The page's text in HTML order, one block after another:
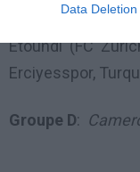
Data Deletion
Rizespor,
Etoundi (FC
Erciyesspor,
Groupe D: